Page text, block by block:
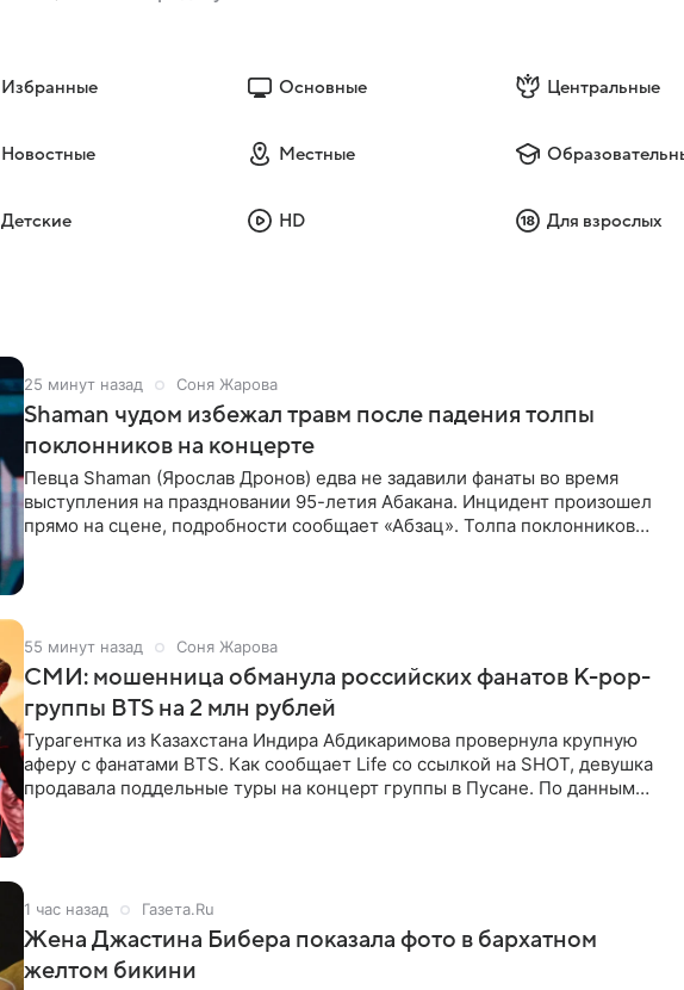
Избранные Основные Центральные
Новостные Местные
Детские HD Для взрослых
25 минут назад Соня Жарова
Shaman чудом избежал травм после падения толпы
поклонников на концерте
Певца Shaman (Ярослав Дронов) едва не задавили фанаты во время
выступления на праздновании 95-летия Абакана. Инцидент произошел
прямо на сцене, подробности сообщает «Абзац». Толпа поклонников
55 минут назад Соня Жарова
СМИ: мошенница обманула российских фанатов K-pop-
группы BTS на 2 млн рублей
Турагентка из Казахстана Индира Абдикаримова провернула крупную
аферу с фанатами BTS. Как сообщает Life со ссылкой на SHOT, девушка
продавала поддельные туры на концерт группы в Пусане. По данным
1 час назад Газета.Ru
Жена Джастина Бибера показала фото в бархатном
желтом бикини